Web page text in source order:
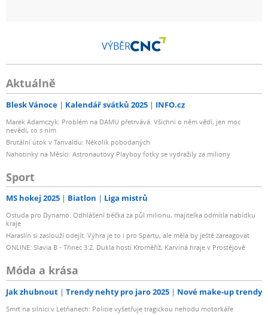
VÝBĚR
Aktuálně
Blesk Vánoce Kalendář svátků 2025 INFO.cz
Marek Adamczyk: Problém na DAMU přetrvává. Všichni o něm vědí, jen moc
nevědí, co s ním
Brutální útok v Tanvaldu: Několik pobodaných
Nahotinky na Měsíci: Astronautovy Playboy fotky se vydražily za miliony
Sport
MS hokej 2025 Biatlon Liga mistrů
Ostuda pro Dynamo. Odhlášení béčka za půl milionu, majitelka odmítla nabídku
kraje
Haraslín si zaslouží odejít. Výhra je to i pro Spartu, ale měla by ještě zareagovat
ONLINE: Slavia B - Třinec 3:2. Dukla hostí Kroměříž, Karviná hraje v Prostějově
Móda a krása
Jak zhubnout Trendy nehty pro jaro 2025 Nové make-up trendy
Smrt na silnici v Letňanech: Policie vyšetřuje tragickou nehodu motorkáře